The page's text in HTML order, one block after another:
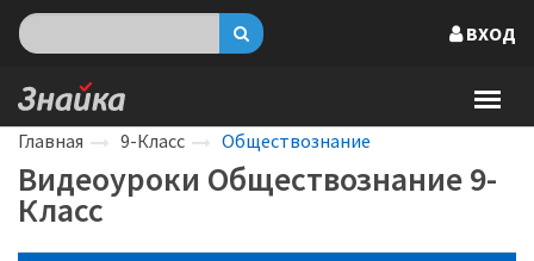
ВХОД
Главная 9-Класс Обществознание
Видеоуроки Обществознание 9-
Класс